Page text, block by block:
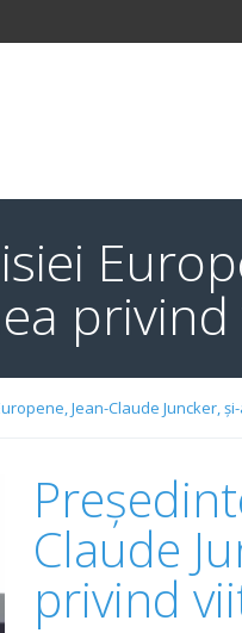
Jean-Claude Juncker,
Claude
privind